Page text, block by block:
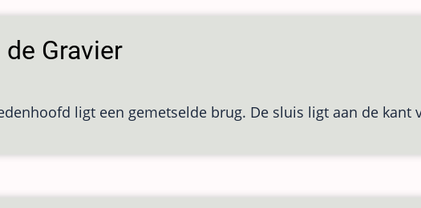
Gravier
ligt een gemetselde brug. De sluis ligt aan de kant